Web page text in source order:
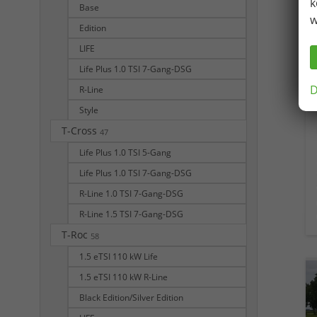
Base
Edition
LIFE
Life Plus 1.0 TSI 7-Gang-DSG
R-Line
Style
T-Cross 47
Life Plus 1.0 TSI 5-Gang
Life Plus 1.0 TSI 7-Gang-DSG
R-Line 1.0 TSI 7-Gang-DSG
R-Line 1.5 TSI 7-Gang-DSG
T-Roc 58
1.5 eTSI 110 kW Life
1.5 eTSI 110 kW R-Line
Black Edition/Silver Edition